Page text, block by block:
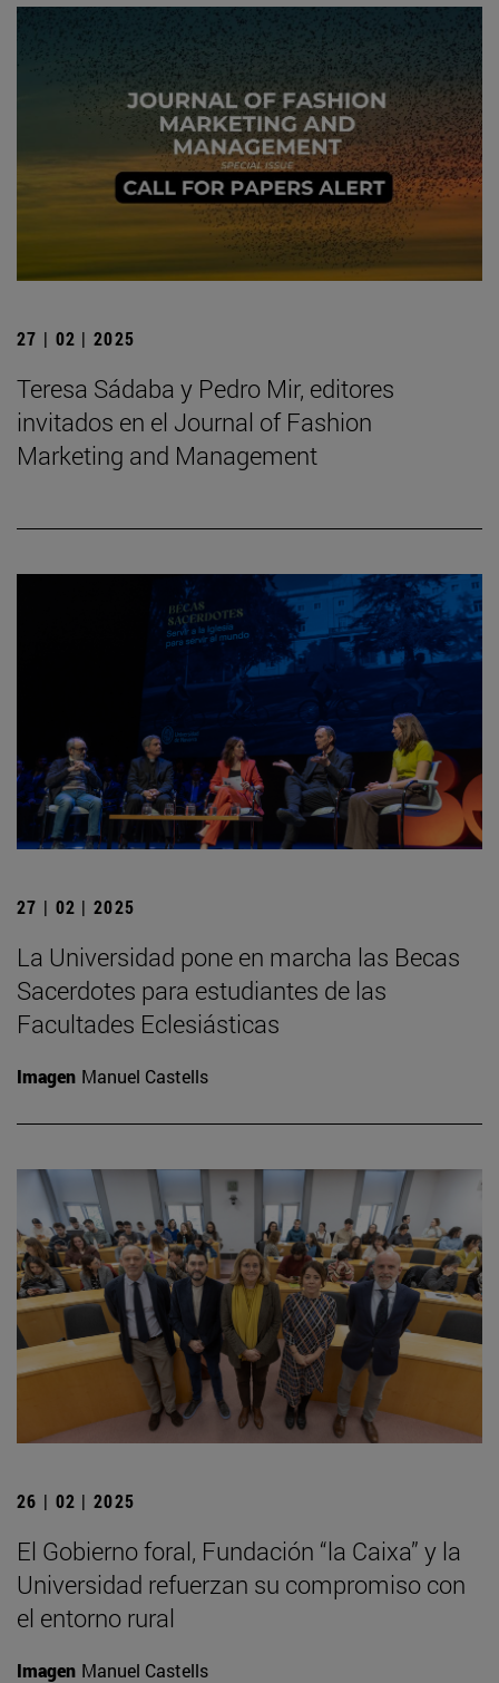
27 | 02 | 2025
Teresa Sádaba y Pedro Mir, editores
invitados en el Journal of Fashion
Marketing and Management
27 | 02 | 2025
La Universidad pone en marcha las Becas
Sacerdotes para estudiantes de las
Facultades Eclesiásticas
Imagen Manuel Castells
26 | 02 | 2025
El Gobierno foral, Fundación “la Caixa” y la
Universidad refuerzan su compromiso con
el entorno rural
Imagen Manuel Castells